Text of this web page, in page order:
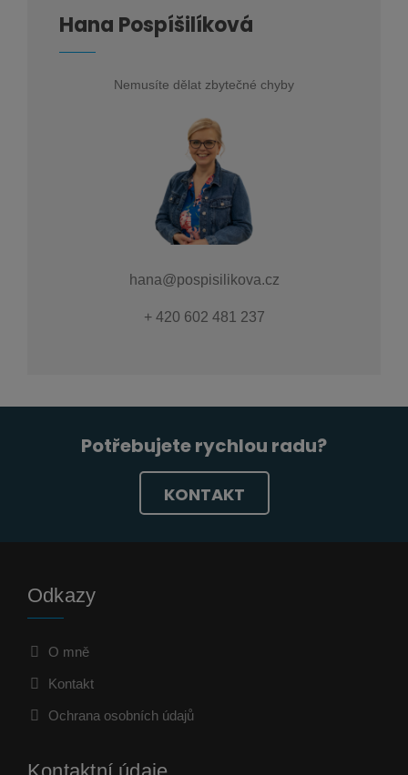
Hana Pospíšilíková
Nemusíte dělat zbytečné chyby
hana@pospisilikova.cz
+ 420 602 481 237
Potřebujete rychlou radu?
KONTAKT
Odkazy
O mně
Kontakt
Ochrana osobních údajů